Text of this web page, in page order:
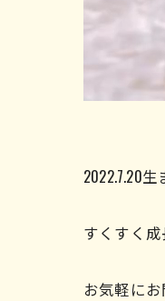
2022.7.20
すくすく
お気軽に